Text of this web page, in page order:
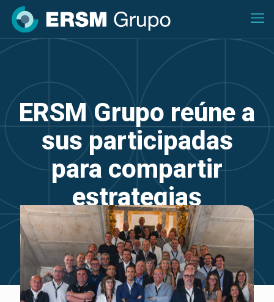
ERSM Grupo reúne a
sus participadas
para compartir
estrategias